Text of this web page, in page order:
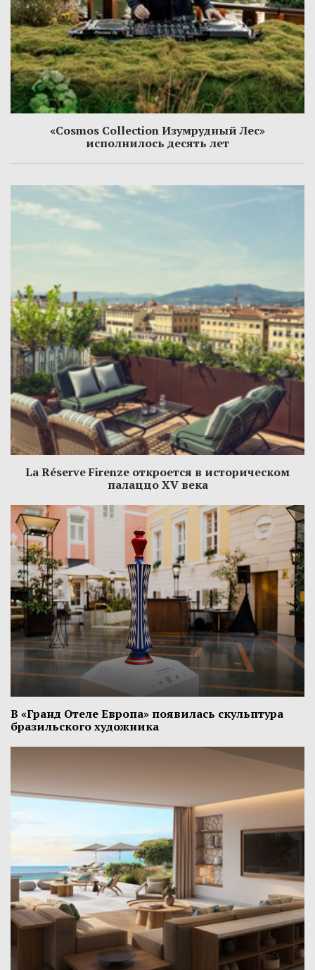
«Cosmos Collection Изумрудный Лес»
исполнилось десять лет
La Réserve Firenze откроется в историческом
палаццо XV века
В «Гранд Отеле Европа» появилась скульптура
бразильского художника